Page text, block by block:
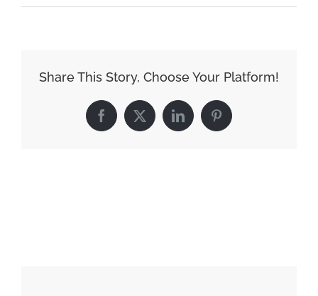
Share This Story, Choose Your Platform!
Facebook
X LinkedInPinterest